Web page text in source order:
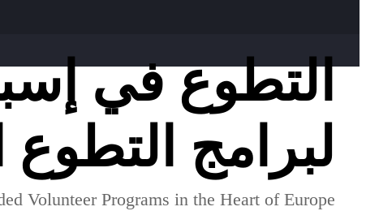
لبرامج
Volunteer Programs in the Heart of Europe